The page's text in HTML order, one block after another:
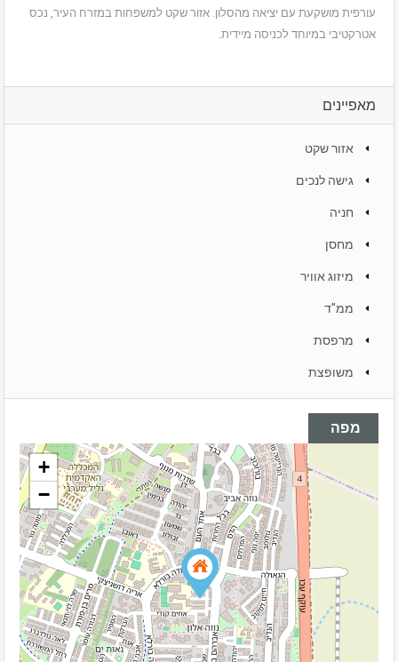
עורפית מושקעת עם יציאה מהסלון. אזור שקט למשפחות במזרח העיר, נכס
אטרקטיבי במיוחד לכניסה מיידית.
מאפיינים
אזור שקט
גישה לנכים
חניה
מחסן
מיזוג אוויר
ממ"ד
מרפסת
משופצת
מפה
+
−